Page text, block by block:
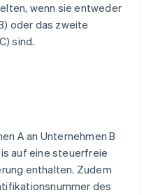
wenn sie entweder
oder das zweite
sind.
A an Unternehmen B
auf eine steuerfreie
enthalten. Zudem
des